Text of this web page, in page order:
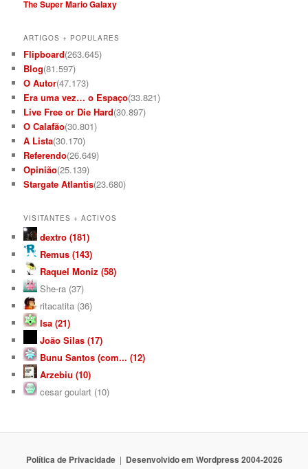
The Super Mario Galaxy
ARTIGOS + POPULARES
Flipboard(263.645)
Blog(81.597)
O Autor(47.173)
Era uma vez… o Espaço(33.821)
Live Free or Die Hard(30.897)
O Calafão(30.801)
A Lista(30.170)
Referendo(26.649)
Opinião(25.139)
Stargate Atlantis(23.680)
VISITANTES + ACTIVOS
dextro (181)
Remus (143)
Raquel Moniz (58)
She-ra (37)
ritacatita (36)
Isa (21)
João Silas (17)
Bunu Santos (com... (12)
Arzebiu (10)
cesar goulart (10)
Política de Privacidade Desenvolvido em Wordpress 2004-2026